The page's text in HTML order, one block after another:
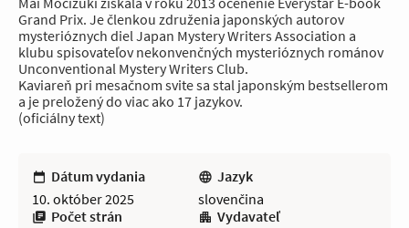
Grand Prix. Je členkou združenia japonských autorov
mysterióznych diel Japan Mystery Writers Association a
klubu spisovateľov nekonvenčných mysterióznych románov
Unconventional Mystery Writers Club.
Kaviareň pri mesačnom svite sa stal japonským bestsellerom
a je preložený do viac ako 17 jazykov.
(oficiálny text)
Dátum vydania
10. október 2025
Jazyk
slovenčina
Počet strán
Vydavateľ